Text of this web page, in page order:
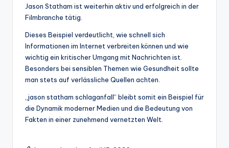
Jason Statham ist weiterhin aktiv und erfolgreich in der
Filmbranche tätig.
Dieses Beispiel verdeutlicht, wie schnell sich
Informationen im Internet verbreiten können und wie
wichtig ein kritischer Umgang mit Nachrichten ist.
Besonders bei sensiblen Themen wie Gesundheit sollte
man stets auf verlässliche Quellen achten.
„jason statham schlaganfall“ bleibt somit ein Beispiel für
die Dynamik moderner Medien und die Bedeutung von
Fakten in einer zunehmend vernetzten Welt.